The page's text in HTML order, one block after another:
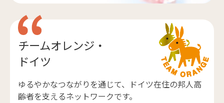
チームオレンジ・
ドイツ
ゆるやかなつながりを通じて、ドイツ在住の邦人高
齢者を支えるネットワークです。